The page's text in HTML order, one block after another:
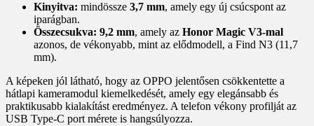
Kinyitva: mindössze 3,7 mm, amely egy új csúcspont az
iparágban.
Összecsukva: 9,2 mm, amely az Honor Magic V3-mal
azonos, de vékonyabb, mint az elődmodell, a Find N3 (11,7
mm).
A képeken jól látható, hogy az OPPO jelentősen csökkentette a
hátlapi kameramodul kiemelkedését, amely egy elegánsabb és
praktikusabb kialakítást eredményez. A telefon vékony profilját az
USB Type-C port mérete is hangsúlyozza.